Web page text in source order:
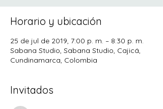
Horario y ubicación
25 de jul de 2019, 7:00 p. m. – 8:30 p. m.
Sabana Studio, Sabana Studio, Cajicá,
Cundinamarca, Colombia
Invitados